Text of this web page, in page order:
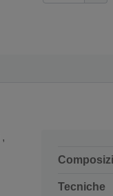
,
Tecniche